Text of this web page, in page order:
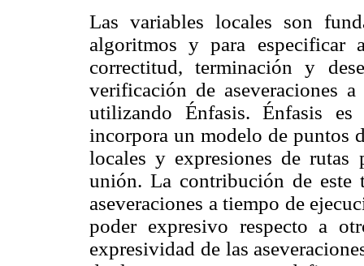
Las variables locales son
algoritmos y para especificar
correctitud, terminación y
verificación de aseveraciones
utilizando Énfasis. Énfasis
incorpora un modelo de puntos
locales y expresiones de rutas
unión. La contribución de este
aseveraciones a tiempo de
poder expresivo respecto a
expresividad de las